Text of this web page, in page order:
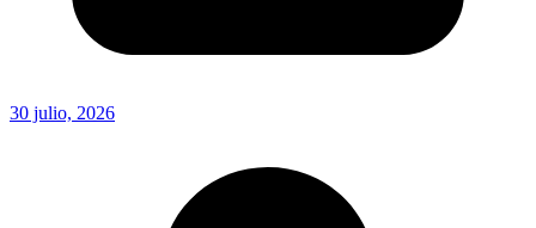
30 julio, 2026